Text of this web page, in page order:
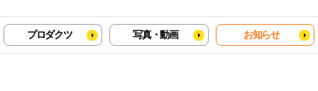
プロダクツ 写真・動画 お知らせ